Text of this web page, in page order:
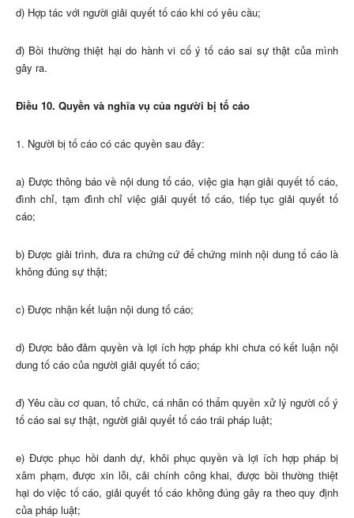
d) Hợp tác với người giải quyết tố cáo khi có yêu cầu;
đ) Bồi thường thiệt hại do hành vi cố ý tố cáo sai sự thật của mình
gây ra.
Điều 10. Quyền và nghĩa vụ của người bị tố cáo
1. Người bị tố cáo có các quyền sau đây:
a) Được thông báo về nội dung tố cáo, việc gia hạn giải quyết tố cáo,
đình chỉ, tạm đình chỉ việc giải quyết tố cáo, tiếp tục giải quyết tố
cáo;
b) Được giải trình, đưa ra chứng cứ để chứng minh nội dung tố cáo là
không đúng sự thật;
c) Được nhận kết luận nội dung tố cáo;
d) Được bảo đảm quyền và lợi ích hợp pháp khi chưa có kết luận nội
dung tố cáo của người giải quyết tố cáo;
đ) Yêu cầu cơ quan, tổ chức, cá nhân có thẩm quyền xử lý người cố ý
tố cáo sai sự thật, người giải quyết tố cáo trái pháp luật;
e) Được phục hồi danh dự, khôi phục quyền và lợi ích hợp pháp bị
xâm phạm, được xin lỗi, cải chính công khai, được bồi thường thiệt
hại do việc tố cáo, giải quyết tố cáo không đúng gây ra theo quy định
của pháp luật;